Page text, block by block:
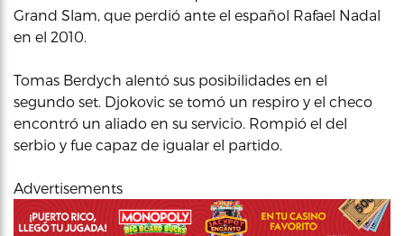
Grand Slam, que perdió ante el español Rafael Nadal
en el 2010.
Tomas Berdych alentó sus posibilidades en el
segundo set. Djokovic se tomó un respiro y el checo
encontró un aliado en su servicio. Rompió el del
serbio y fue capaz de igualar el partido.
Advertisements